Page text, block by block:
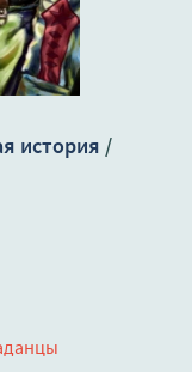
история /